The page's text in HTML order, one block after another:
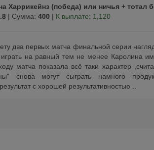
Харрикейнз (победа) или ничья + тотал
| Сумма: 400 | К выплате: 1,120
два первых матча финальной серии
играть на равный тем не менее Каролина
матча показала всё таки характер
снова могут сыграть намного
с хорошей результативностью ..